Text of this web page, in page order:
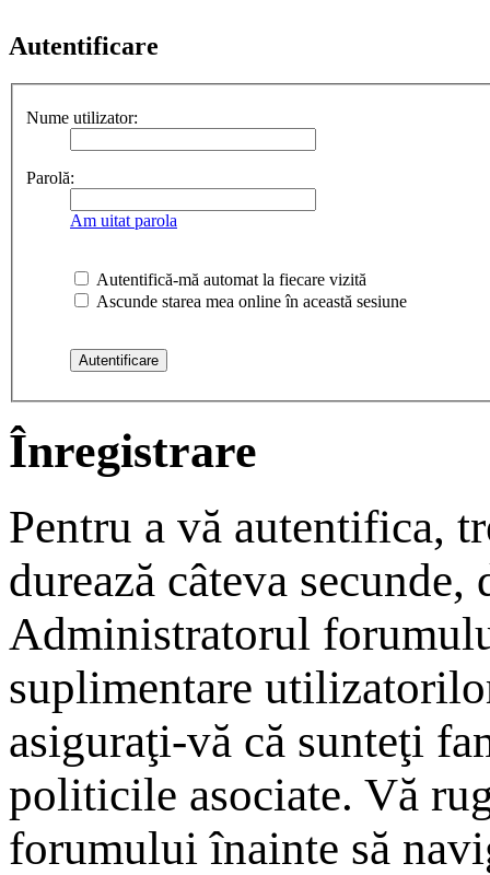
Autentificare
Nume utilizator:
Parolă:
Am uitat parola
Autentifică-mă automat la fiecare vizită
Ascunde starea mea online în această sesiune
Înregistrare
Pentru a vă autentifica,
durează câteva
Administratorul
suplimentare
asiguraţi-vă că sunteţi
politicile asociate. Vă
forumului înainte să